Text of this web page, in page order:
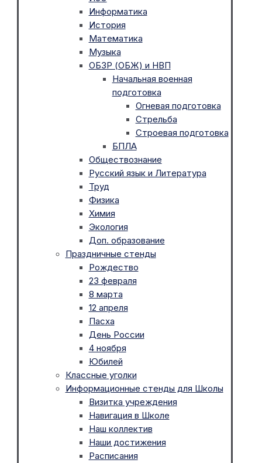
Информатика
История
Математика
Музыка
ОБЗР (ОБЖ) и НВП
Начальная военная
подготовка
Огневая подготовка
Стрельба
Строевая подготовка
БПЛА
Обществознание
Русский язык и Литература
Труд
Физика
Химия
Экология
Доп. образование
Праздничные стенды
Рождество
23 февраля
8 марта
12 апреля
Пасха
День России
4 ноября
Юбилей
Классные уголки
Информационные стенды для Школы
Визитка учреждения
Навигация в Школе
Наш коллектив
Наши достижения
Расписания